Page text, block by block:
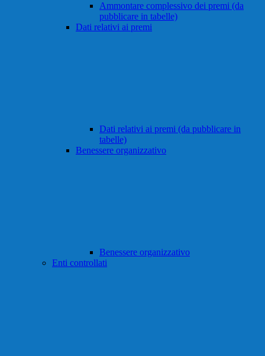
Ammontare complessivo dei premi (da
pubblicare in tabelle)
Dati relativi ai premi
Dati relativi ai premi (da pubblicare in
tabelle)
Benessere organizzativo
Benessere organizzativo
Enti controllati